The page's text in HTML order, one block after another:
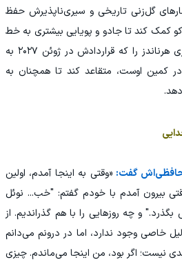
گل‌زنی تاریخی و سیری‌ناپذیرش حفظ
کمک کند تا جادو و پویایی بیشتری به خط
حمله سیتی تزریق کنند، و رودری هرناندز را که قراردادش در ژوئن ۲۰۲۷ به
کمین اوست، متقاعد کند تا همچنان به
گفت: «وقتی به اینجا آمدم، اولین
بیرون آمدم با خودم گفتم: "خب... نوئل
و چه روزهایی را با هم گذراندیم. از
خاصی وجود ندارد، اما در درونم می‌دانم
نیست؛ اگر بود، من اینجا می‌ماندم. چیزی